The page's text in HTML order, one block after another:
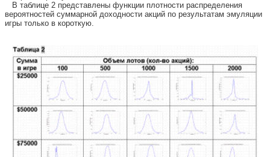
В таблице 2 представлены функции плотности распределения
вероятностей суммарной доходности акций по результатам эмуляции
игры только в короткую.